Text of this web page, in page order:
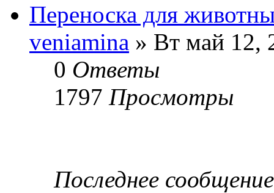
Переноска для
veniamina » Вт май 12,
0 Ответы
1797 Просмотры
Последнее